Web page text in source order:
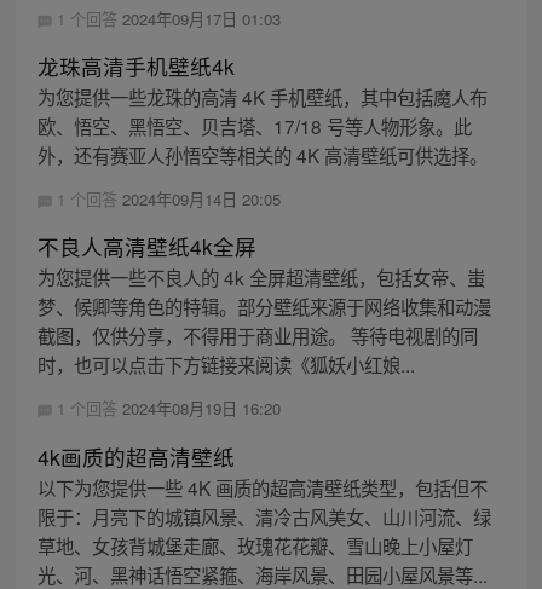
1 个回答 2024年09月17日 01:03
龙珠高清手机壁纸4k
为您提供一些龙珠的高清 4K 手机壁纸，其中包括魔人布
欧、悟空、黑悟空、贝吉塔、17/18 号等人物形象。此
外，还有赛亚人孙悟空等相关的 4K 高清壁纸可供选择。
1 个回答 2024年09月14日 20:05
不良人高清壁纸4k全屏
为您提供一些不良人的 4k 全屏超清壁纸，包括女帝、蚩
梦、候卿等角色的特辑。部分壁纸来源于网络收集和动漫
截图，仅供分享，不得用于商业用途。 等待电视剧的同
时，也可以点击下方链接来阅读《狐妖小红娘...
1 个回答 2024年08月19日 16:20
4k画质的超高清壁纸
以下为您提供一些 4K 画质的超高清壁纸类型，包括但不
限于：月亮下的城镇风景、清冷古风美女、山川河流、绿
草地、女孩背城堡走廊、玫瑰花花瓣、雪山晚上小屋灯
光、河、黑神话悟空紧箍、海岸风景、田园小屋风景等...